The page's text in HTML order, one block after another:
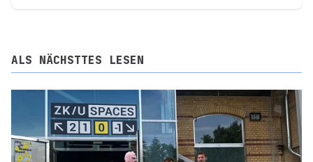
ALS NÄCHSTTES LESEN